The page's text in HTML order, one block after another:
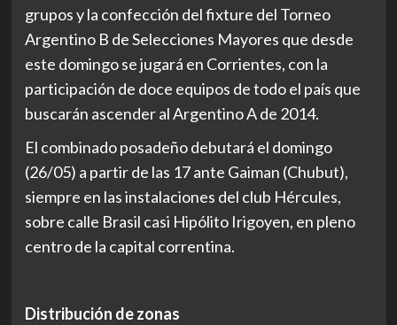
grupos y la confección del fixture del Torneo
Argentino B de Selecciones Mayores que desde
este domingo se jugará en Corrientes, con la
participación de doce equipos de todo el país que
buscarán ascender al Argentino A de 2014.
El combinado posadeño debutará el domingo
(26/05) a partir de las 17 ante Gaiman (Chubut),
siempre en las instalaciones del club Hércules,
sobre calle Brasil casi Hipólito Irigoyen, en pleno
centro de la capital correntina.
Distribución de zonas